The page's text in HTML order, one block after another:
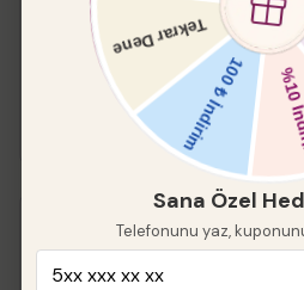
₺ 549.00
₺
Boyut
Keskin Kenar
Sana Özel
Telefonunu yaz,